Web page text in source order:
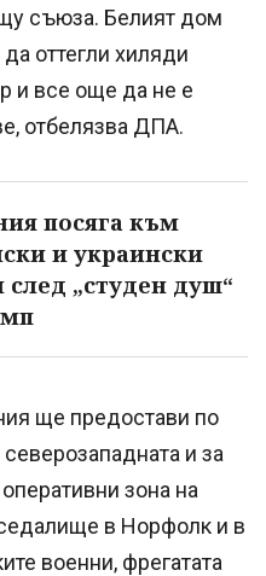
съюза. Белият дом
оттегли хиляди
и все още да не е
отбелязва ДПА.
посяга към
и украински
след „студен душ“
ще предостави по
и за
зона на
в Норфолк и в
военни, фрегатата